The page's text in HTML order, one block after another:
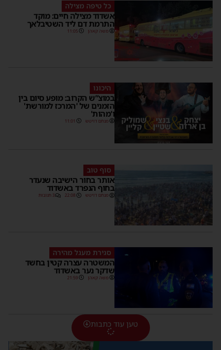
כל טיפה מצילה
אשדוד מצילה חיים: מוקד
התרמת דם ליד השטיבלאך
משה קאהן 11:05
היכונו
במוצ”ש הקרוב: מופע סיום בין
הזמנים של 'המרכז למורשת'
ו'מהות'
מנחם דויטש 11:01
סוף טוב
אותר בחור הישיבה שנעדר
בחוף הנפרד באשדוד
מנחם דויטש 22:08 3 תגובות
סגירת מעגל מהירה
המשטרה עצרה קטין בחשד
שדקר נער באשדוד
משה קאהן 21:59
טען עוד כתבות